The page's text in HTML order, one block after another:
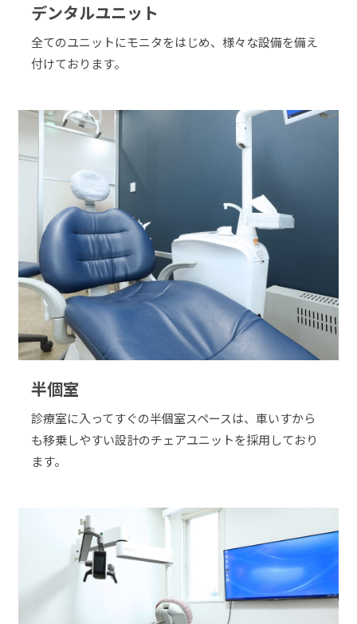
デンタルユニット
全てのユニットにモニタをはじめ、様々な設備を備え
付けております。
半個室
診療室に入ってすぐの半個室スペースは、車いすから
も移乗しやすい設計のチェアユニットを採用しており
ます。